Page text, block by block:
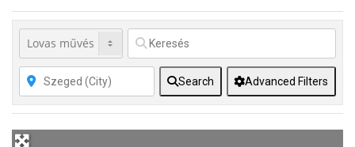
Search Advanced Filters